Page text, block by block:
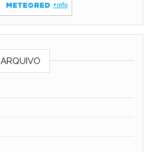
ARQUIVO